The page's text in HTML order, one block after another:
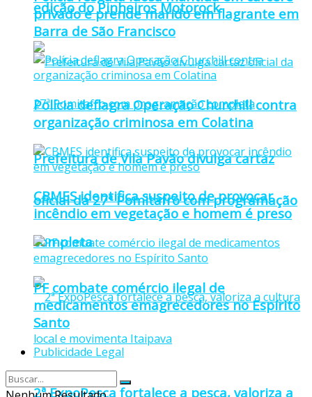
edição do Pinheiros Motorock
Prefeitura de Vila Pavão divulga cartaz
oficial da 27ª Pomitafro com programação
completa
2ª ExpoPesca fortalece a pesca, valoriza a
privado e prende marido em flagrante em
Barra de São Francisco
Polícia deflagra Operação Churchill contra
organização criminosa em Colatina
CBMES identifica suspeito de provocar
incêndio em vegetação e homem é preso
PF combate comércio ilegal de
medicamentos emagrecedores no Espírito
Santo
Publicidade Legal